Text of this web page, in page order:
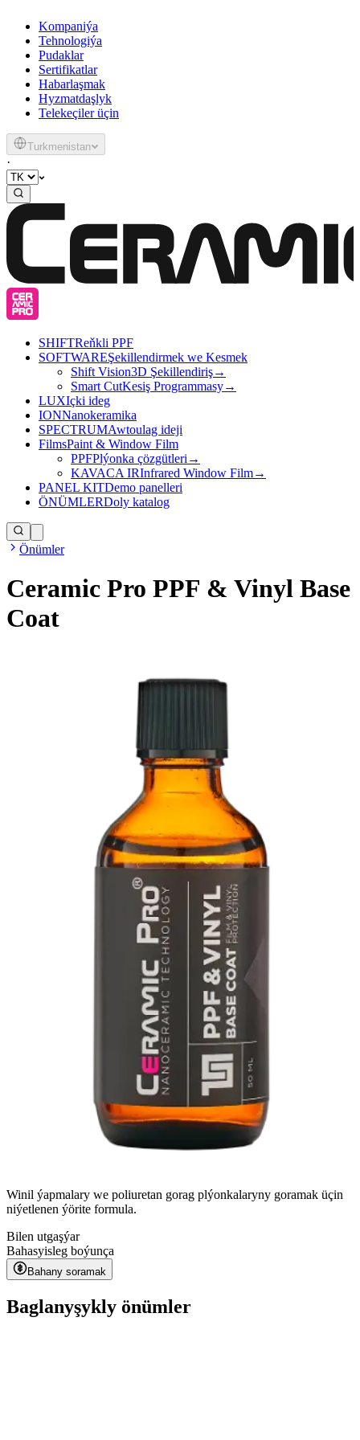
Kompaniýa
Tehnologiýa
Pudaklar
Sertifikatlar
Habarlaşmak
Hyzmatdaşlyk
Telekeçiler üçin
Turkmenistan
·
SHIFTReňkli PPF
SOFTWAREŞekillendirmek we Kesmek
Shift Vision3D Şekillendiriş→
Smart CutKesiş Programmasy→
LUXIçki ideg
IONNanokeramika
SPECTRUMAwtoulag ideji
FilmsPaint & Window Film
PPFPlýonka çözgütleri →
KAVACA IRInfrared Window Film→
PANEL KITDemo panelleri
ÖNÜMLERDoly katalog
Önümler
Ceramic Pro PPF & Vinyl Base
Coat
Winil ýapmalary we poliuretan gorag plýonkalaryny goramak üçin
niýetlenen ýörite formula.
Bilen utgaşýar
Bahasyisleg boýunça
Bahany soramak
Baglanyşykly önümler